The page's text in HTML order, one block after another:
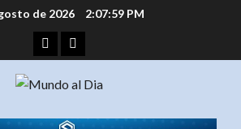
de 2026 2:07:59 PM
FacebookInstagram